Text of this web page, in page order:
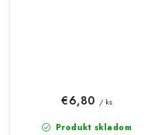
Produkt skladom
€6,80 / ks